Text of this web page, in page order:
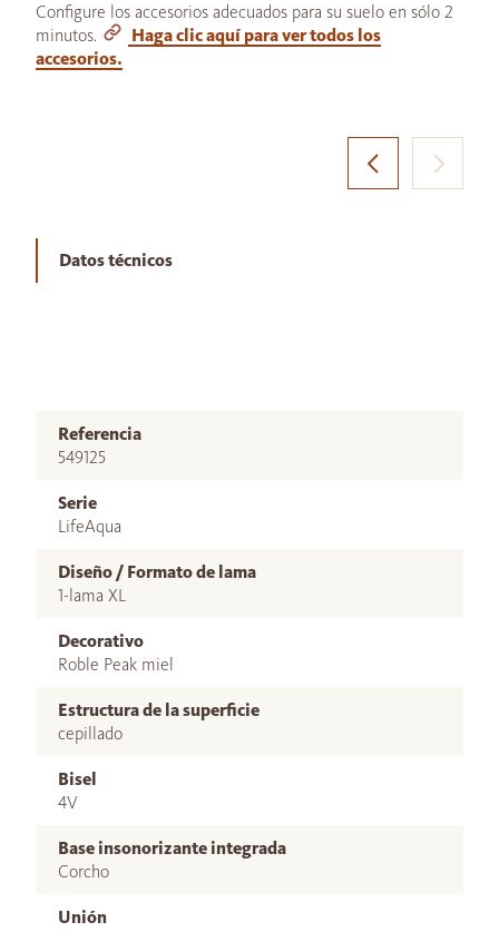
Configure los accesorios adecuados para su suelo en sólo 2
minutos.
Haga clic aquí para ver todos los
accesorios.
Datos técnicos
Referencia
549125
Serie
LifeAqua
Diseño / Formato de lama
1-lama XL
Decorativo
Roble Peak miel
Estructura de la superficie
cepillado
Bisel
4V
Base insonorizante integrada
Corcho
Unión